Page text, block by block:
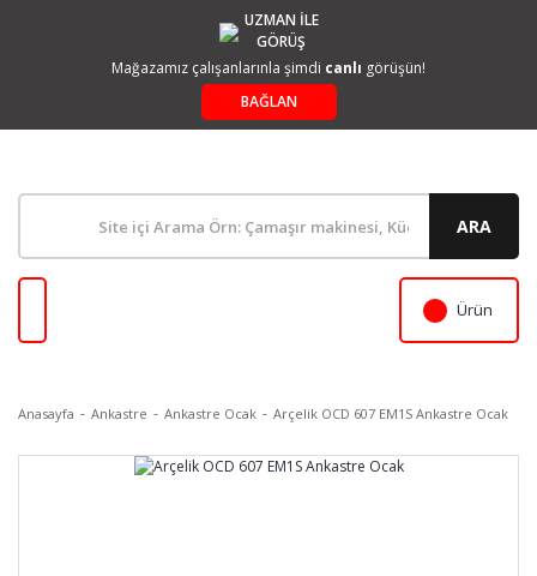
UZMAN İLE
GÖRÜŞ
Mağazamız çalışanlarınla şimdi canlı görüşün!
BAĞLAN
ARA
Ürün
Anasayfa Ankastre Ankastre Ocak Arçelik OCD 607 EM1S Ankastre Ocak